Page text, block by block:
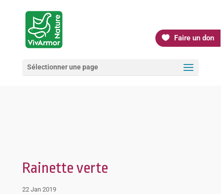
Faire un don
Sélectionner une page
Rainette verte
22 Jan 2019